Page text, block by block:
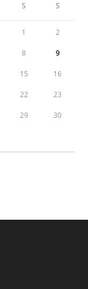
S S
1 2
8 9
15 16
22 23
29 30